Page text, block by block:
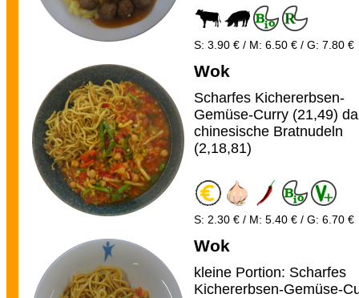
S: 3.90 € / M: 6.50 € / G: 7.80 €
Wok
Scharfes Kichererbsen-
Gemüse-Curry (21,49)
chinesische Bratnudeln
(2,18,81)
S: 2.30 € / M: 5.40 € / G: 6.70 €
Wok
kleine Portion: Scharfes
Kichererbsen-Gemüse-